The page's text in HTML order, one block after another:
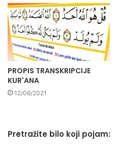
PROPIS TRANSKRIPCIJE
KUR'ANA
12/06/2021
Pretražite bilo koji pojam: